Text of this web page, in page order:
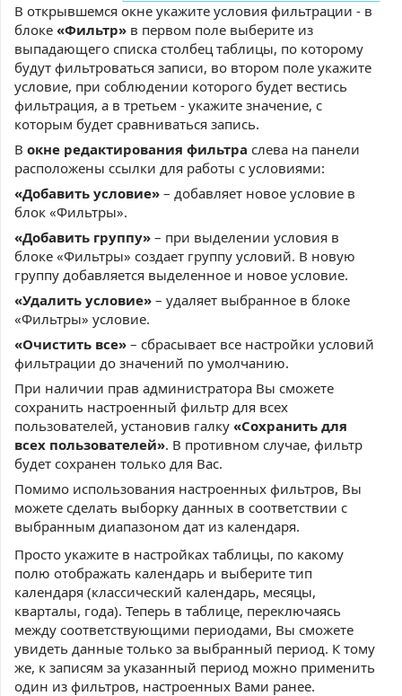
В открывшемся окне укажите условия фильтрации - в
блоке «Фильтр» в первом поле выберите из
выпадающего списка столбец таблицы, по которому
будут фильтроваться записи, во втором поле укажите
условие, при соблюдении которого будет вестись
фильтрация, а в третьем - укажите значение, с
которым будет сравниваться запись.
В окне редактирования фильтра слева на панели
расположены ссылки для работы с условиями:
«Добавить условие» – добавляет новое условие в
блок «Фильтры».
«Добавить группу» – при выделении условия в
блоке «Фильтры» создает группу условий. В новую
группу добавляется выделенное и новое условие.
«Удалить условие» – удаляет выбранное в блоке
«Фильтры» условие.
«Очистить все» – сбрасывает все настройки условий
фильтрации до значений по умолчанию.
При наличии прав администратора Вы сможете
сохранить настроенный фильтр для всех
пользователей, установив галку «Сохранить для
всех пользователей». В противном случае, фильтр
будет сохранен только для Вас.
Помимо использования настроенных фильтров, Вы
можете сделать выборку данных в соответствии с
выбранным диапазоном дат из календаря.
Просто укажите в настройках таблицы, по какому
полю отображать календарь и выберите тип
календаря (классический календарь, месяцы,
кварталы, года). Теперь в таблице, переключаясь
между соответствующими периодами, Вы сможете
увидеть данные только за выбранный период. К тому
же, к записям за указанный период можно применить
один из фильтров, настроенных Вами ранее.